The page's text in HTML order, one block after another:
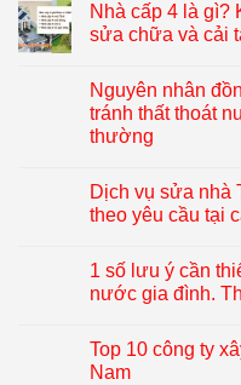
Nhà cấp 4 là gì?
sửa chữa và cải
Nguyên nhân
tránh thất thoát
thường
Dịch vụ sửa nhà
theo yêu cầu tại
1 số lưu ý cần
nước gia đình.
Top 10 công ty
Nam